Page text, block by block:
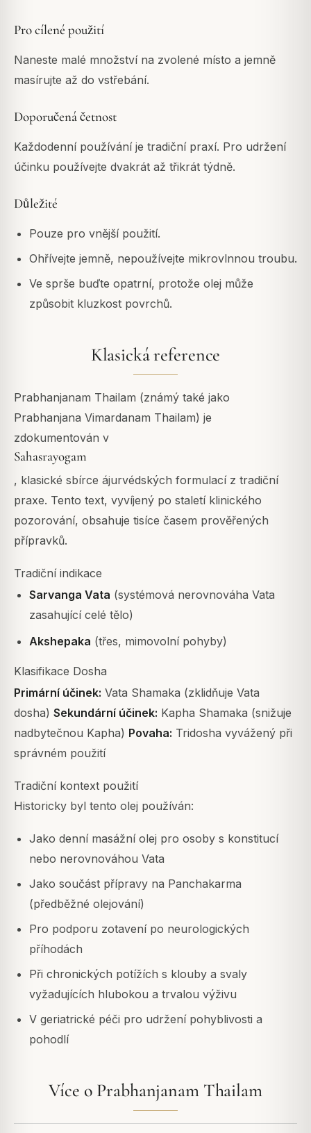
Pro cílené použití
Naneste malé množství na zvolené místo a jemně
masírujte až do vstřebání.
Doporučená četnost
Každodenní používání je tradiční praxí. Pro udržení
účinku používejte dvakrát až třikrát týdně.
Důležité
Pouze pro vnější použití.
Ohřívejte jemně, nepoužívejte mikrovlnnou troubu.
Ve sprše buďte opatrní, protože olej může
způsobit kluzkost povrchů.
Klasická reference
Prabhanjanam Thailam (známý také jako
Prabhanjana Vimardanam Thailam) je
zdokumentován v
Sahasrayogam
, klasické sbírce ájurvédských formulací z tradiční
praxe. Tento text, vyvíjený po staletí klinického
pozorování, obsahuje tisíce časem prověřených
přípravků.
Tradiční indikace
Sarvanga Vata (systémová nerovnováha Vata
zasahující celé tělo)
Akshepaka (třes, mimovolní pohyby)
Klasifikace Dosha
Primární účinek: Vata Shamaka (zklidňuje Vata
dosha) Sekundární účinek: Kapha Shamaka (snižuje
nadbytečnou Kapha) Povaha: Tridosha vyvážený při
správném použití
Tradiční kontext použití
Historicky byl tento olej používán:
Jako denní masážní olej pro osoby s konstitucí
nebo nerovnováhou Vata
Jako součást přípravy na Panchakarma
(předběžné olejování)
Pro podporu zotavení po neurologických
příhodách
Při chronických potížích s klouby a svaly
vyžadujících hlubokou a trvalou výživu
V geriatrické péči pro udržení pohyblivosti a
pohodlí
Více o Prabhanjanam Thailam